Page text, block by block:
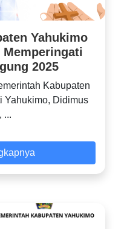
Yahukimo
Memperingati
2025
Kabupaten
Yahukimo, Didimus
...